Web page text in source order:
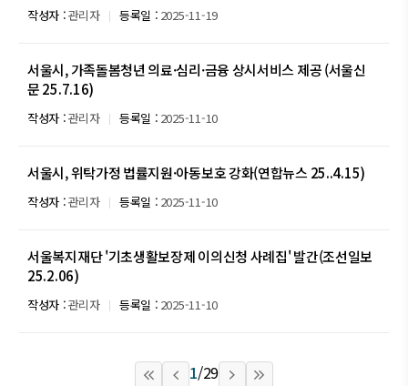
작성자 :관리자 등록일 : 2025-11-19
서울시, 가족돌봄청년 의료·심리·금융 상시서비스 제공 (서울신
문 25.7.16)
작성자 :관리자 등록일 : 2025-11-10
서울시, 위탁가정 법률지원·아동보호 강화(연합뉴스 25..4.15)
작성자 :관리자 등록일 : 2025-11-10
서울복지재단 '기초생활보장제 이의신청 사례집' 발간(조선일보
25.2.06)
작성자 :관리자 등록일 : 2025-11-10
처음
이전1/29
다음
마지막